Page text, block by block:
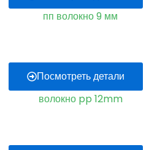
Посмотреть детали